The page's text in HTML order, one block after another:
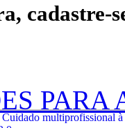
cadastre-
PARA